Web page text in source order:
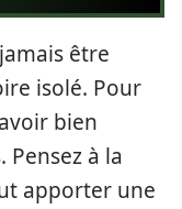
être
isolé. Pour
bien
Pensez à la
apporter une